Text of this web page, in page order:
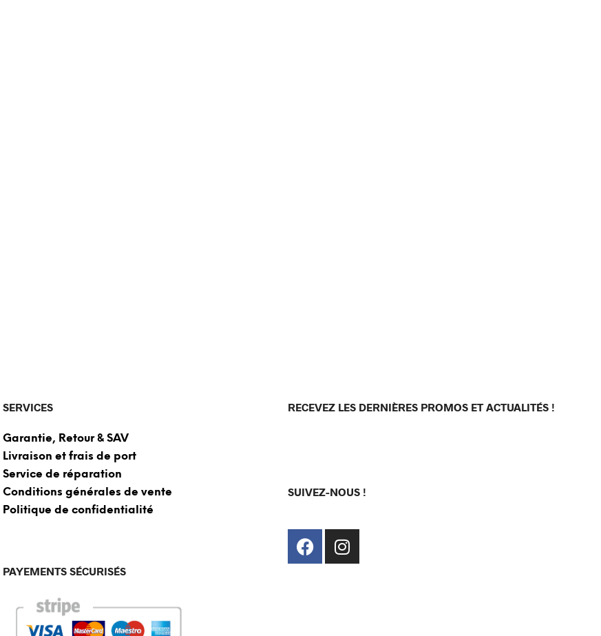
SERVICES
Garantie, Retour & SAV
Livraison et frais de port
Service de réparation
Conditions générales de vente
Politique de confidentialité
PAYEMENTS SÉCURISÉS
RECEVEZ LES DERNIÈRES PROMOS ET ACTUALITÉS !
SUIVEZ-NOUS !